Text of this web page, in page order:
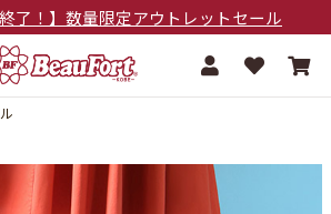
了！】数量限定アウトレットセール